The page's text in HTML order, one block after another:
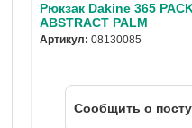
Рюкзак Dakine 365
ABSTRACT PALM
Артикул: 08130085
Cообщить о